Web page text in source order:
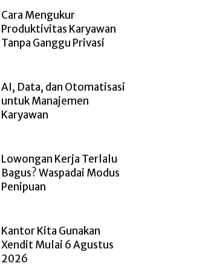
Cara Mengukur
Produktivitas Karyawan
Tanpa Ganggu Privasi
AI, Data, dan Otomatisasi
untuk Manajemen
Karyawan
Lowongan Kerja Terlalu
Bagus? Waspadai Modus
Penipuan
Kantor Kita Gunakan
Xendit Mulai 6 Agustus
2026